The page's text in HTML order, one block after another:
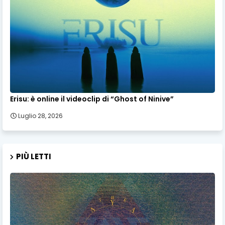
Erisu: è online il videoclip di “Ghost of Ninive”
Luglio 28, 2026
PIÙ LETTI